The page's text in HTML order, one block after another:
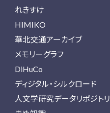
れきすけ
HIMIKO
華北交通アーカイブ
メモリーグラフ
DiHuCo
ディジタル・シルクロード
人文学研究データリポジトリ